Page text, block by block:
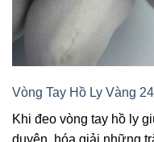
Vòng Tay Hồ Ly Vàng
Khi đeo vòng tay hồ ly